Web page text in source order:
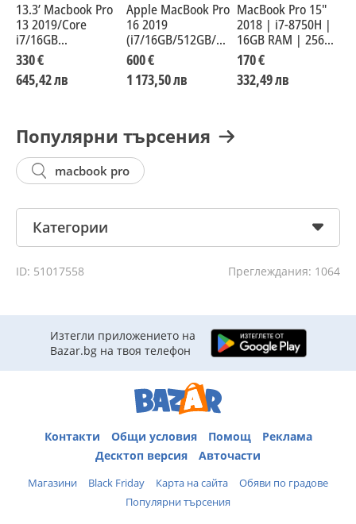
13.3’ Macbook Pro
13 2019/Core
i7/16GB
Ram/512GB SSD
330 €
645,42 лв
Apple MacBook Pro
16 2019
(i7/16GB/512GB/5300M/43
cycle)
600 €
1 173,50 лв
MacBook Pro 15"
2018 | i7-8750H |
16GB RAM | 256GB
SSD | Radeon Pro
555X | Touch Bar
170 €
332,49 лв
Популярни търсения
macbook pro
Категории
ID: 51017558 Преглеждания: 1064
Изтегли приложението на
Bazar.bg на твоя телефон
Контакти Общи условия Помощ
Реклама
Десктоп версия
Авточасти
Магазини Black Friday Карта на сайта
Обяви по градове
Популярни търсения